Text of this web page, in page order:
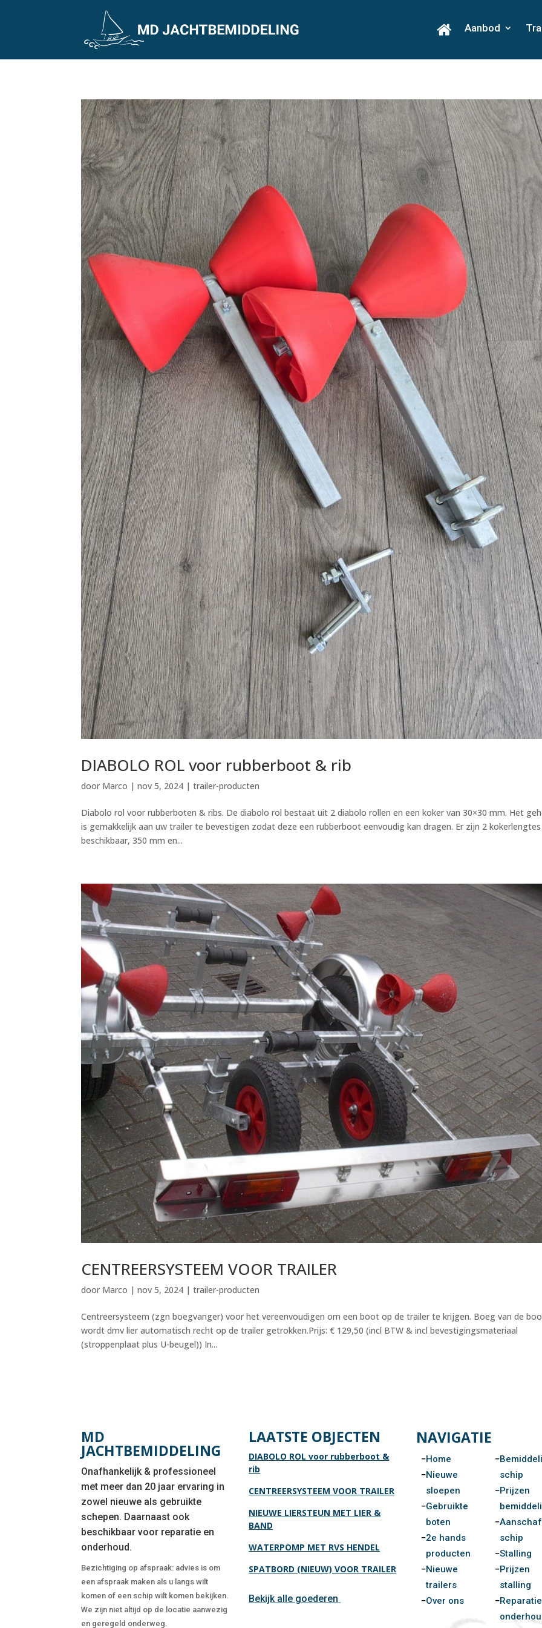
Aanbod
DIABOLO ROL voor rubberboot & rib
door Marco |nov 5, 2024 |trailer-producten
Diabolo rol voor rubberboten & ribs. De diabolo rol bestaat uit 2 diabolo rollen en een koker van 30×30 mm. Het
is gemakkelijk aan uw trailer te bevestigen zodat deze een rubberboot eenvoudig kan dragen. Er zijn 2 kokerlengtes
beschikbaar, 350 mm en...
CENTREERSYSTEEM VOOR TRAILER
door Marco |nov 5, 2024 |trailer-producten
Centreersysteem (zgn boegvanger) voor het vereenvoudigen om een boot op de trailer te krijgen. Boeg van de
wordt dmv lier automatisch recht op de trailer getrokken.Prijs: € 129,50 (incl BTW & incl bevestigingsmateriaal
(stroppenplaat plus U-beugel)) In...
MD
JACHTBEMIDDELING
Onafhankelijk & professioneel
met meer dan 20 jaar ervaring in
zowel nieuwe als gebruikte
schepen. Daarnaast ook
beschikbaar voor reparatie en
onderhoud.
Bezichtiging op afspraak: advies is om
een afspraak maken als u langs wilt
komen of een schip wilt komen bekijken.
We zijn niet altijd op de locatie aanwezig
en geregeld onderweg.
LAATSTE OBJECTEN
DIABOLO ROL voor rubberboot &
rib
CENTREERSYSTEEM VOOR TRAILER
NIEUWE LIERSTEUN MET LIER &
BAND
WATERPOMP MET RVS HENDEL
SPATBORD (NIEUW) VOOR TRAILER
Bekijk alle goederen
NAVIGATIE
Home
Nieuwe
sloepen
Gebruikte
boten
2e hands
producten
Nieuwe
trailers
Over ons
schip
Prijzen
Aanschaf
schip
Stalling
Prijzen
stalling